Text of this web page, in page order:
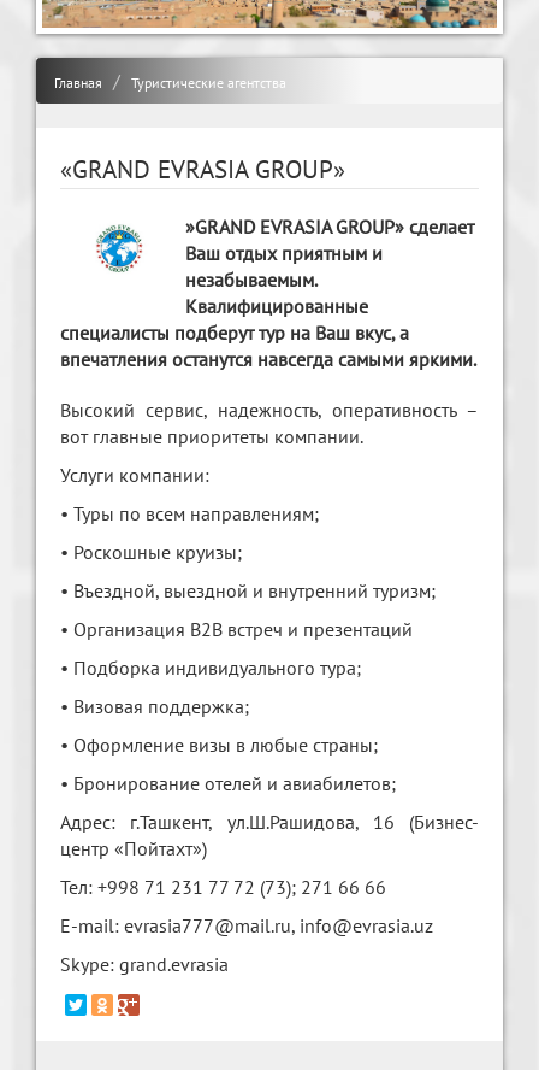
Главная Туристические агентства
«GRAND EVRASIA GROUP»
»GRAND EVRASIA GROUP» сделает
Ваш отдых приятным и
незабываемым.
Квалифицированные
специалисты подберут тур на Ваш вкус, а
впечатления останутся навсегда самыми яркими.
Высокий сервис, надежность, оперативность –
вот главные приоритеты компании.
Услуги компании:
• Туры по всем направлениям;
• Роскошные круизы;
• Въездной, выездной и внутренний туризм;
• Организация B2B встреч и презентаций
• Подборка индивидуального тура;
• Визовая поддержка;
• Оформление визы в любые страны;
• Бронирование отелей и авиабилетов;
Адрес: г.Ташкент, ул.Ш.Рашидова, 16 (Бизнес-
центр «Пойтахт»)
Тел: +998 71 231 77 72 (73); 271 66 66
E-mail: evrasia777@mail.ru, info@evrasia.uz
Skype: grand.evrasia